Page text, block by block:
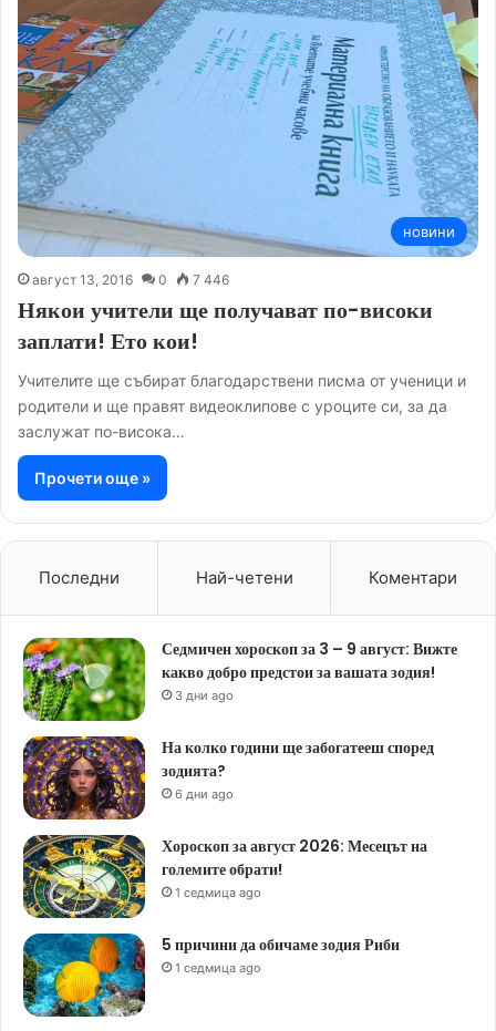
новини
август 13, 2016 0 7 446
Някои учители ще получават по-високи
заплати! Ето кои!
Учителите ще събират благодарствени писма от ученици и
родители и ще правят видеоклипове с уроците си, за да
заслужат по-висока…
Прочети още »
Последни Най-четени Коментари
Седмичен хороскоп за 3 – 9 август: Вижте
какво добро предстои за вашата зодия!
3 дни ago
На колко години ще забогатееш според
зодията?
6 дни ago
Хороскоп за август 2026: Месецът на
големите обрати!
1 седмица ago
5 причини да обичаме зодия Риби
1 седмица ago